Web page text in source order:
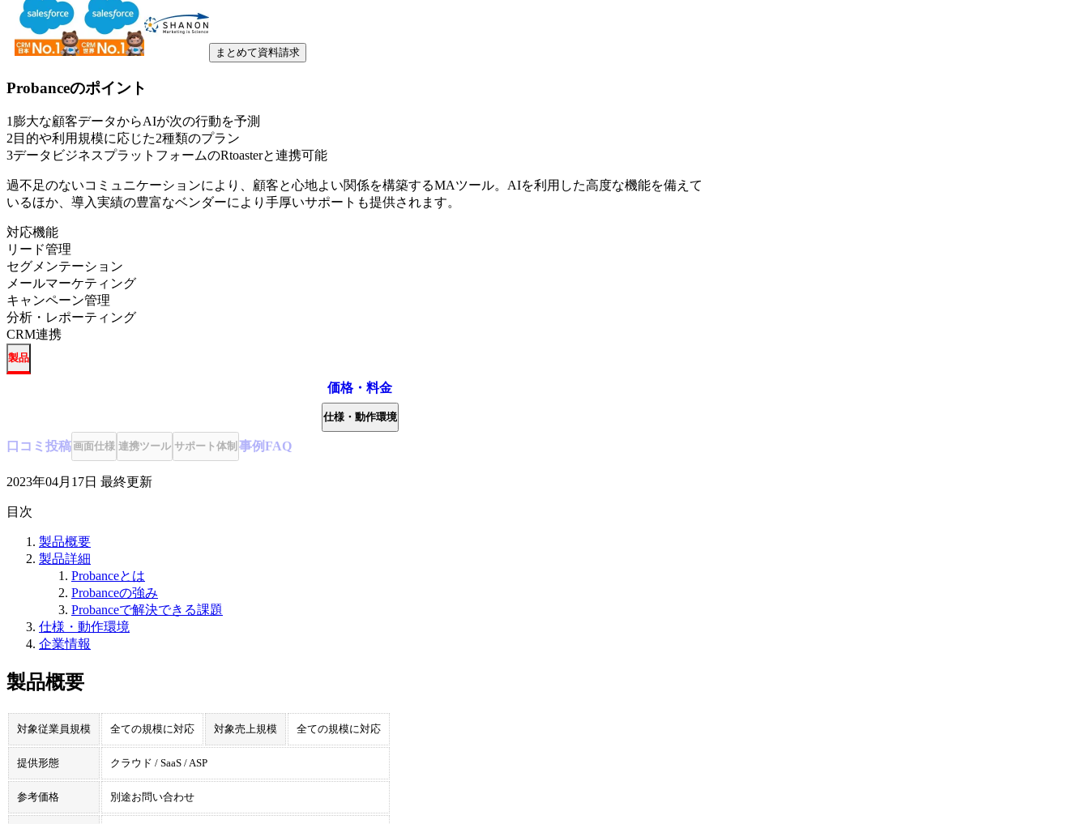
まとめて資料請求
Probanceのポイント
1膨大な顧客データからAIが次の行動を予測
2目的や利用規模に応じた2種類のプラン
3データビジネスプラットフォームのRtoasterと連携可能
過不足のないコミュニケーションにより、顧客と心地よい関係を構築するMAツール。AIを利用した高度な機能を備えて
いるほか、導入実績の豊富なベンダーにより手厚いサポートも提供されます。
対応機能
リード管理
セグメンテーション
メールマーケティング
キャンペーン管理
分析・レポーティング
CRM連携
製品
価格・料金
仕様・動作環境
口コミ 投稿画面仕様 連携ツール サポート体制 事例FAQ
2023年04月17日 最終更新
目次
製品概要
製品詳細
Probanceとは
Probanceの強み
Probanceで解決できる課題
仕様・動作環境
企業情報
製品概要
対象従業員規模 全ての規模に対応 対象売上規模 全ての規模に対応
提供形態 クラウド / SaaS / ASP
参考価格 別途お問い合わせ